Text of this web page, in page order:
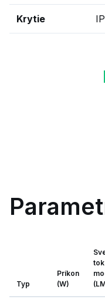
Krytie
Typ
Príkon
(W)
tok